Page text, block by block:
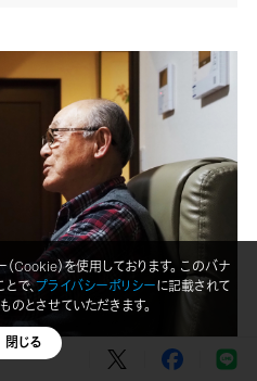
Cookie）を使用しております。 このバナ
で、プライバシーポリシーに記載されて
とさせていただきます。
閉じる